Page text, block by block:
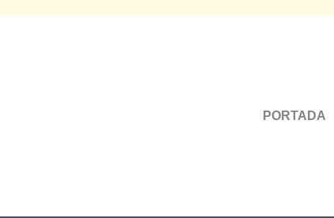
PORTADA